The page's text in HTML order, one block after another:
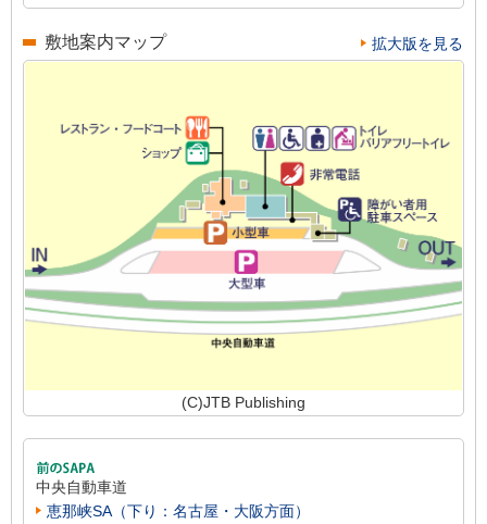
敷地案内マップ 拡大版を見る
(C)JTB Publishing
中央自動車道
恵那峡SA（下り：名古屋・大阪方面）